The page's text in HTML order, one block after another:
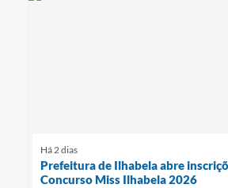
Há 2 dias
Prefeitura de Ilhabela abre
Concurso Miss Ilhabela 2026